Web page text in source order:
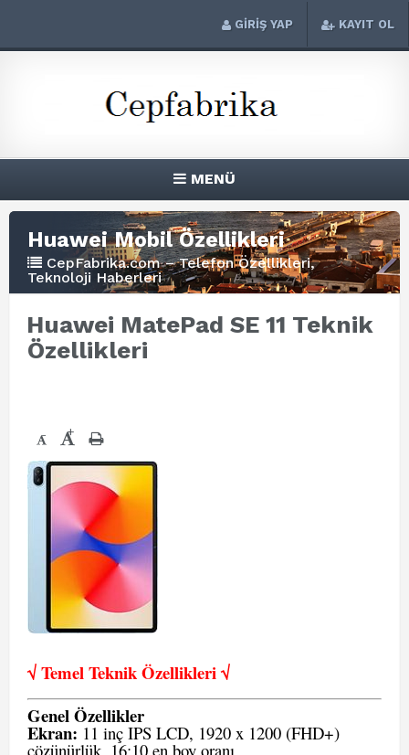
GİRİŞ YAP KAYIT OL
MENÜ
Huawei Mobil Özellikleri
CepFabrika.com – Telefon Özellikleri,
Teknoloji Haberleri
Huawei MatePad SE 11 Teknik
Özellikleri
- +
√ Temel Teknik Özellikleri √
Genel Özellikler
Ekran: 11 inç IPS LCD, 1920 x 1200 (FHD+)
çözünürlük, 16:10 en boy oranı